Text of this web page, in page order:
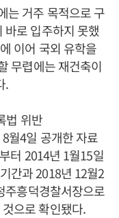
는 거주 목적으로 구
바로 입주하지 못했
이어 국외 유학을
무렵에는 재건축이
.
법 위반
월4일 공개한 자료
터 2014년 1월15일
간과 2018년 12월2
주흥덕경찰서장으로
으로 확인됐다.